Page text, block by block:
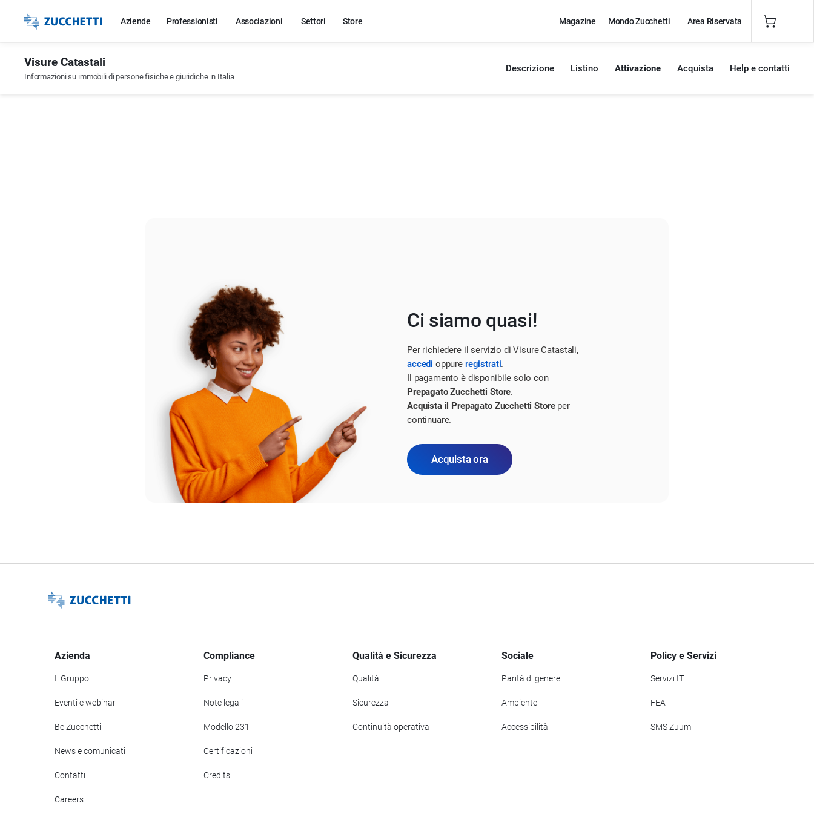
Aziende Professionisti Associazioni Settori Store Magazine Mondo Zucchetti Area Riservata
Visure Catastali
Informazioni su immobili di persone fisiche e giuridiche in Italia
Descrizione Listino Attivazione Acquista Help e contatti
Ci siamo quasi!
Per richiedere il servizio di Visure Catastali,
accedi oppure registrati.
Il pagamento è disponibile solo con
Prepagato Zucchetti Store.
Acquista il Prepagato Zucchetti Storeper
continuare.
Acquista ora
Azienda
Il Gruppo
Eventi e webinar
Be Zucchetti
News e comunicati
Contatti
Careers
Compliance
Privacy
Note legali
Modello 231
Certificazioni
Credits
Qualità e Sicurezza
Qualità
Sicurezza
Continuità operativa
Sociale
Parità di genere
Ambiente
Accessibilità
Policy e Servizi
Servizi IT
FEA
SMS Zuum